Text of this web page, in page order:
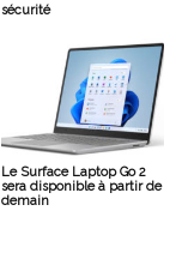
sécurité
Le Surface Laptop Go 2
sera disponible à partir de
demain